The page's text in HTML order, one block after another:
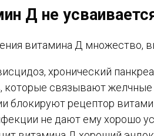
Д не
витамина Д
хронический
которые связывают
блокируют рецептор
не дают ему хорошо